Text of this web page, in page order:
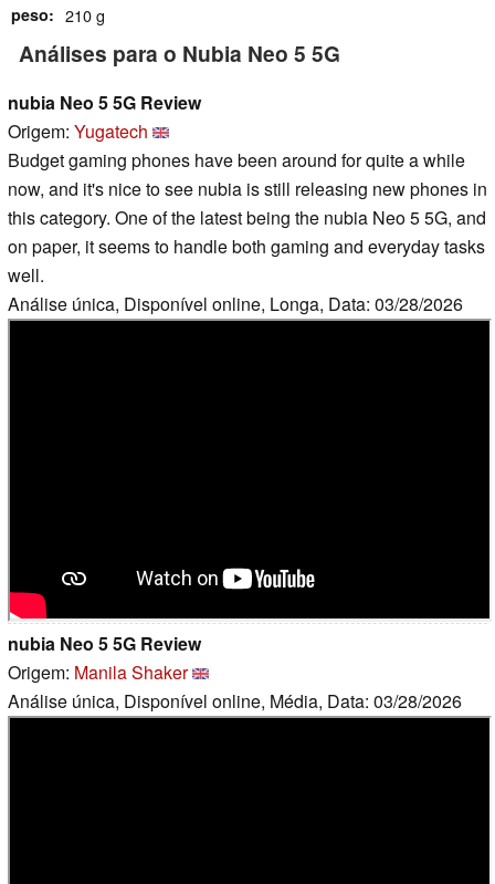
peso 210 g
Análises para o Nubia Neo 5 5G
nubia Neo 5 5G Review
Origem: Yugatech
Budget gaming phones have been around for quite a while
now, and it's nice to see nubia is still releasing new phones in
this category. One of the latest being the nubia Neo 5 5G, and
on paper, it seems to handle both gaming and everyday tasks
well.
Análise única, Disponível online, Longa, Data: 03/28/2026
nubia Neo 5 5G Review
Origem: Manila Shaker
Análise única, Disponível online, Média, Data: 03/28/2026